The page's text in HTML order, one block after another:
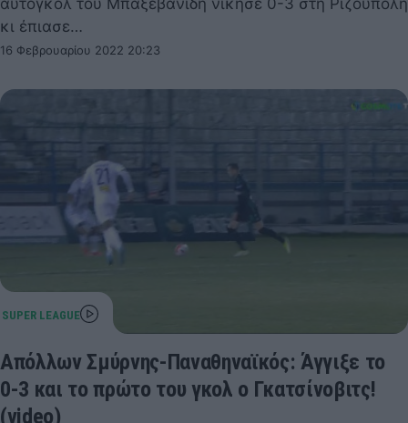
αυτογκόλ του Μπαξεβανίδη νίκησε 0-3 στη Ριζούπολη
κι έπιασε…
16 Φεβρουαρίου 2022 20:23
Απόλλων Σμύρνης-Παναθηναϊκός: Άγγιξε το
0-3 και το πρώτο του γκολ ο Γκατσίνοβιτς!
(video)